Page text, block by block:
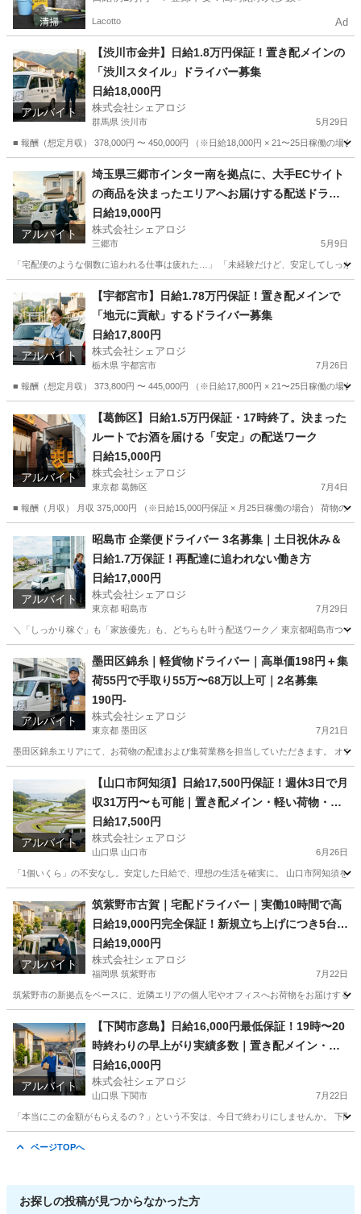
Lacotto Ad
アルバイト
【渋川市金井】日給1.8万円保証！置き配メインの
「渋川スタイル」ドライバー募集
日給18,000円
株式会社シェアロジ
群馬県 渋川市 5月29日
■ 報酬（想定月収） 378,000円 〜 450,000円 （※日給18,000円 × 21〜25日稼働の場
ドライバー 置き配
アルバイト
埼玉県三郷市インター南を拠点に、大手ECサイト
の商品を決まったエリアへお届けする配送ドライ
バーを募集します。
日給19,000円
株式会社シェアロジ
三郷市 5月9日
「宅配便のような個数に追われる仕事は疲れた…」 「未経験だけど、安定してしっ
ドライバー 置き配
アルバイト
【宇都宮市】日給1.78万円保証！置き配メインで
「地元に貢献」するドライバー募集
日給17,800円
株式会社シェアロジ
栃木県 宇都宮市 7月26日
■ 報酬（想定月収） 373,800円 〜 445,000円 （※日給17,800円 × 21〜25日稼働の場
ドライバー 置き配
アルバイト
【葛飾区】日給1.5万円保証・17時終了。決まった
ルートでお酒を届ける「安定」の配送ワーク
日給15,000円
株式会社シェアロジ
東京都 葛飾区 7月4日
■ 報酬（月収） 月収 375,000円 （※日給15,000円保証 × 月25日稼働の場合） 荷物の
ドライバー 安全靴
アルバイト
昭島市 企業便ドライバー 3名募集｜土日祝休み＆
日給1.7万保証！再配達に追われない働き方
日給17,000円
株式会社シェアロジ
東京都 昭島市 7月29日
＼「しっかり稼ぐ」も「家族優先」も、どちらも叶う配送ワーク／ 東京都昭島市つ
ドライバー ゴールデンウィーク
アルバイト
墨田区錦糸｜軽貨物ドライバー｜高単価198円＋集
荷55円で手取り55万〜68万以上可｜2名募集
190円-
株式会社シェアロジ
東京都 墨田区 7月21日
墨田区錦糸エリアにて、お荷物の配達および集荷業務を担当していただきます。 オ
ドライバー 手数料
アルバイト
【山口市阿知須】日給17,500円保証！週休3日で月
収31万円〜も可能｜置き配メイン・軽い荷物・早
上がりOK｜未経験歓迎・車両レンタルあり｜直行
直帰OK
日給17,500円
株式会社シェアロジ
山口県 山口市 6月26日
「1個いくら」の不安なし。安定した日給で、理想の生活を確実に。 山口市阿知須
ドライバー 置き配
アルバイト
筑紫野市古賀｜宅配ドライバー｜実働10時間で高
日給19,000円完全保証！新規立ち上げにつき5台限
定募集
日給19,000円
株式会社シェアロジ
福岡県 筑紫野市 7月22日
筑紫野市の新拠点をベースに、近隣エリアの個人宅やオフィスへお荷物をお届けする
ドライバー 手数料
アルバイト
【下関市彦島】日給16,000円最低保証！19時〜20
時終わりの早上がり実績多数｜置き配メイン・軽
い荷物｜月収35万円〜41万円・車両レンタルあ
り・直行直帰OK
日給16,000円
株式会社シェアロジ
山口県 下関市 7月22日
「本当にこの金額がもらえるの？」という不安は、今日で終わりにしませんか。 下
ページTOPへ
お探しの投稿が見つからなかった方